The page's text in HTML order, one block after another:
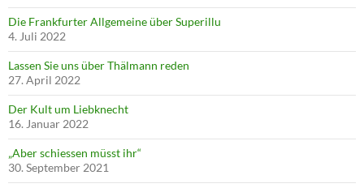
Die Frankfurter Allgemeine über Superillu
4. Juli 2022
Lassen Sie uns über Thälmann reden
27. April 2022
Der Kult um Liebknecht
16. Januar 2022
„Aber schiessen müsst ihr“
30. September 2021